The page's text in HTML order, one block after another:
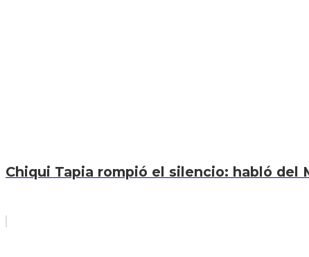
Chiqui Tapia rompió el silencio: habló del